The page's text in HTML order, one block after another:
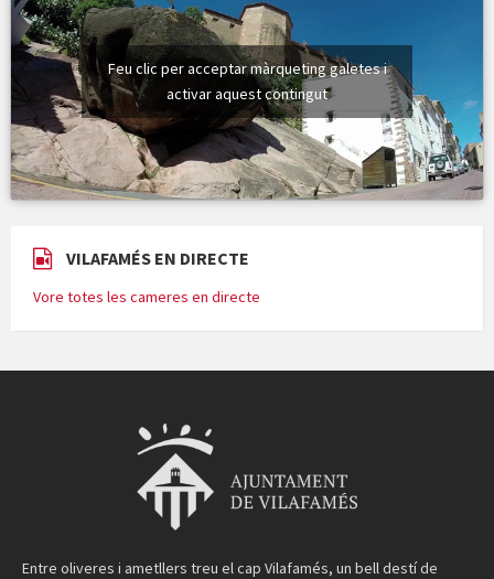
Feu clic per acceptar màrqueting galetes i
activar aquest contingut
VILAFAMÉS EN DIRECTE
Vore totes les cameres en directe
Entre oliveres i ametllers treu el cap Vilafamés, un bell destí de